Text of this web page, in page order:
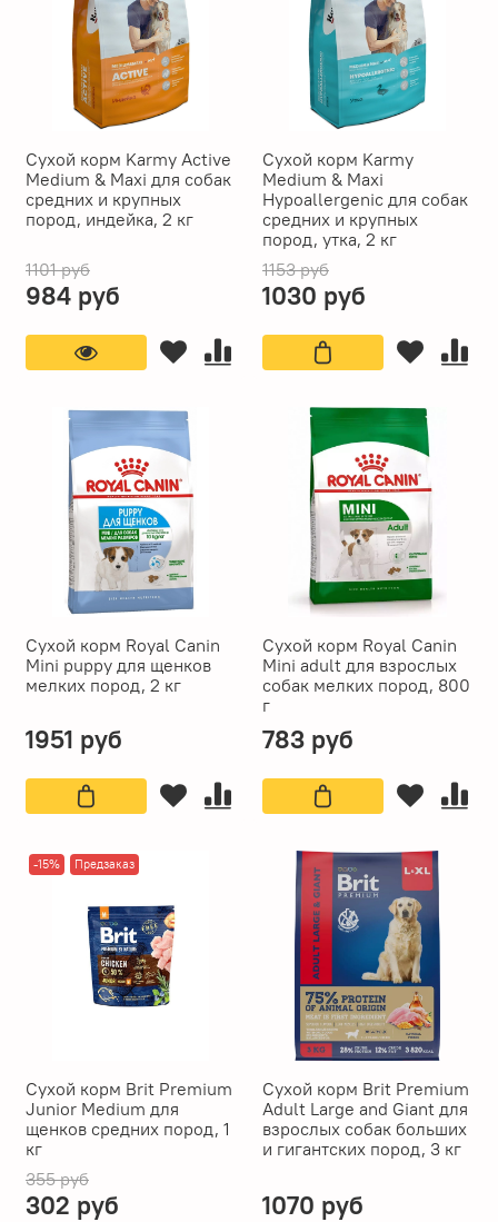
Сухой корм Karmy Active
Medium & Maxi для собак
средних и крупных
пород, индейка, 2 кг
1101 руб
984 руб
Сухой корм Karmy
Medium & Maxi
Hypoallergenic для собак
средних и крупных
пород, утка, 2 кг
1153 руб
1030 руб
Сухой корм Royal Canin
Mini puppy для щенков
мелких пород, 2 кг
1951 руб
Сухой корм Royal Canin
Mini adult для взрослых
собак мелких пород, 800
г
783 руб
-15% Предзаказ
Сухой корм Brit Premium
Junior Medium для
щенков средних пород, 1
кг
355 руб
302 руб
Сухой корм Brit Premium
Adult Large and Giant для
взрослых собак больших
и гигантских пород, 3 кг
1070 руб